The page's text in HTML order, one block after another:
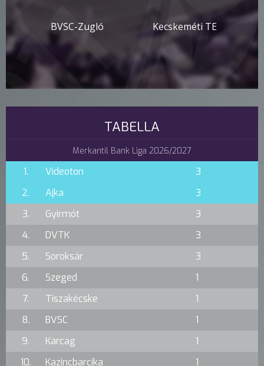
BVSC-Zugló Kecskeméti TE
TABELLA
Merkantil Bank Liga 2026/2027
1. Videoton
3
2.
Ajka
3
3.
Gyirmót
3
4.
DVTK
3
5.
Soroksár
3
6.
Szeged
1
7.
Tiszakécske
1
8.
BVSC
1
9.
Karcag
1
10.
Kazincbarcika 1